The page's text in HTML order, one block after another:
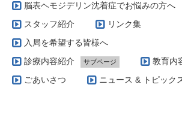
脳表ヘモジデリン沈着症でお悩みの方へ
スタッフ紹介
リンク集
入局を希望する皆様へ
診療内容紹介
サブページ
当科で扱う疾患とその治療方針（脳腫瘍編
教育内
ごあいさつ
ニュース & トピック